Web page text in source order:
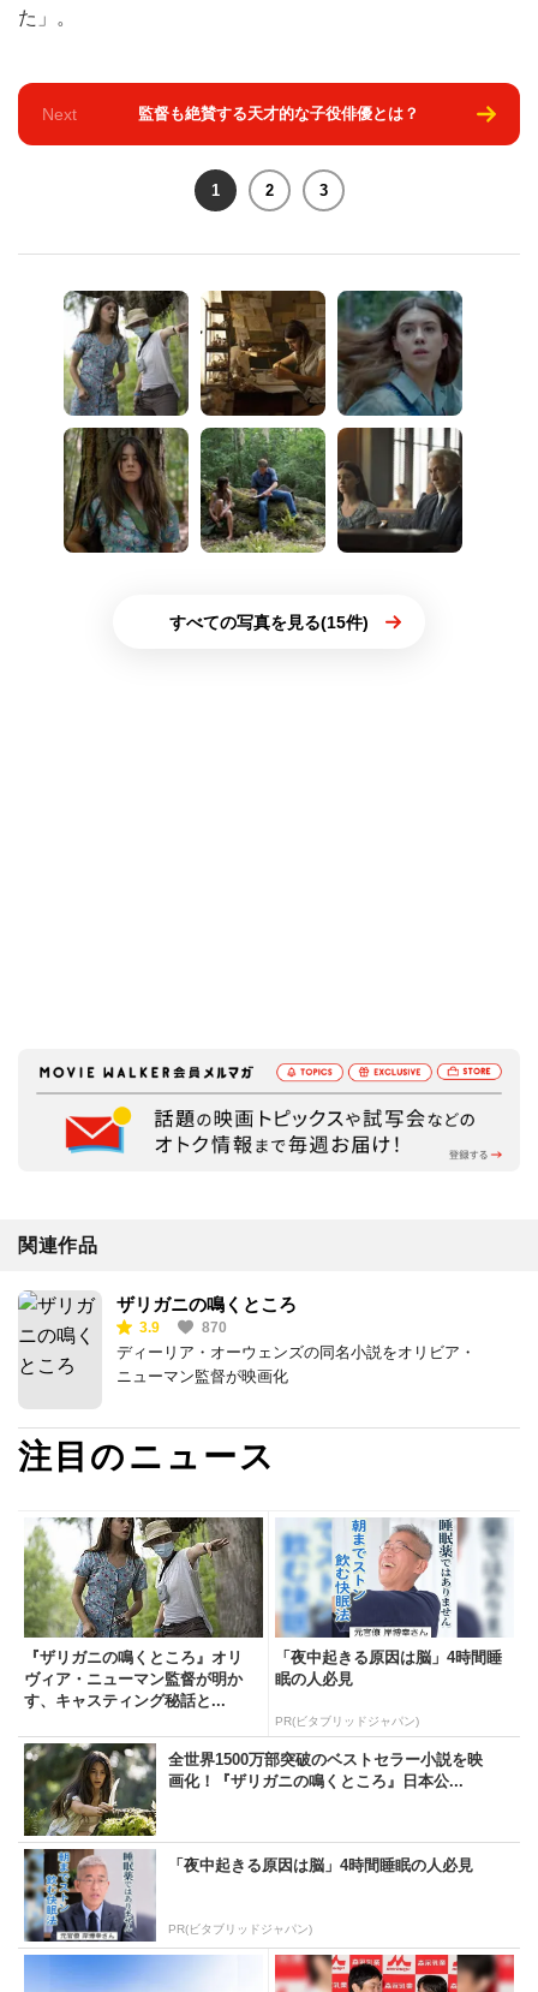
た」。
Next 監督も絶賛する天才的な子役俳優とは？
1 2 3
すべての写真を見る(15件)
関連作品
ザリガニの鳴くところ
3.9 870
ディーリア・オーウェンズの同名小説をオリビア・
ニューマン監督が映画化
注目のニュース
『ザリガニの鳴くところ』オリ
ヴィア・ニューマン監督が明か
す、キャスティング秘話と...
「夜中起きる原因は脳」4時間睡
眠の人必見
PR(ビタブリッドジャパン)
全世界1500万部突破のベストセラー小説を映
画化！『ザリガニの鳴くところ』日本公...
「夜中起きる原因は脳」4時間睡眠の人必見
PR(ビタブリッドジャパン)